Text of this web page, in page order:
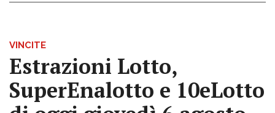
VINCITE
Estrazioni Lotto,
SuperEnalotto e 10eLotto